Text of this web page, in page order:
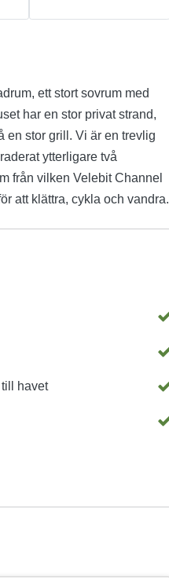
ett stort sovrum med
har en stor privat strand,
en stor grill. Vi är en trevlig
ytterligare två
från vilken Velebit Channel
att klättra, cykla och vandra.
havet